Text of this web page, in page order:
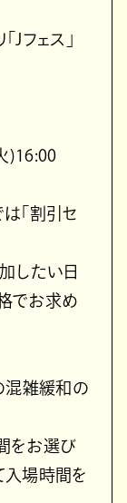
Jフェス」
)16:00
「割引セ
したい日
でお求め
混雑緩和の
をお選び
入場時間を